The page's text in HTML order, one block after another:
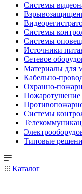
Системы
Системы
Системы
Источники
Сетевое
Материалы для
Кабельно-
Охранно-
Пожаротушение
Системы
Типовые
Каталог